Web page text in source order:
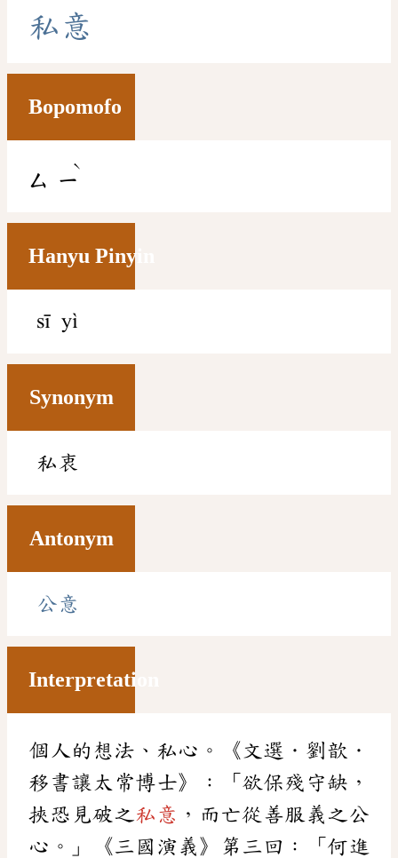
私 意
Bopomofo
ㄙ ㄧ
ˋ
Hanyu Pinyin
sī yì
Synonym
私衷
Antonym
公意
Interpretation
個人的想法、私心。《文選．劉歆．
移書讓太常博士》：「欲保殘守缺，
挾恐見破之私意 ，而亡從善服義之公
心。」《三國演義》第三回：「何進